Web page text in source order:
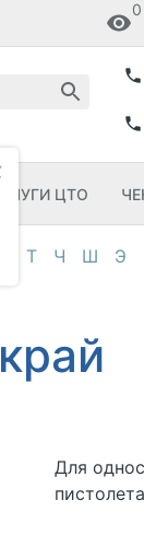
0
УСЛУГИ ЦТО
Т Ч Ш Э
Для